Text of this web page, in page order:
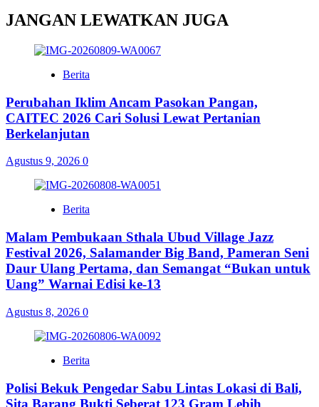
JANGAN LEWATKAN JUGA
Berita
Perubahan Iklim Ancam Pasokan Pangan,
CAITEC 2026 Cari Solusi Lewat Pertanian
Berkelanjutan
Agustus 9, 2026 0
Berita
Malam Pembukaan Sthala Ubud Village Jazz
Festival 2026, Salamander Big Band, Pameran Seni
Daur Ulang Pertama, dan Semangat “Bukan untuk
Uang” Warnai Edisi ke-13
Agustus 8, 2026 0
Berita
Polisi Bekuk Pengedar Sabu Lintas Lokasi di Bali,
Sita Barang Bukti Seberat 123 Gram Lebih